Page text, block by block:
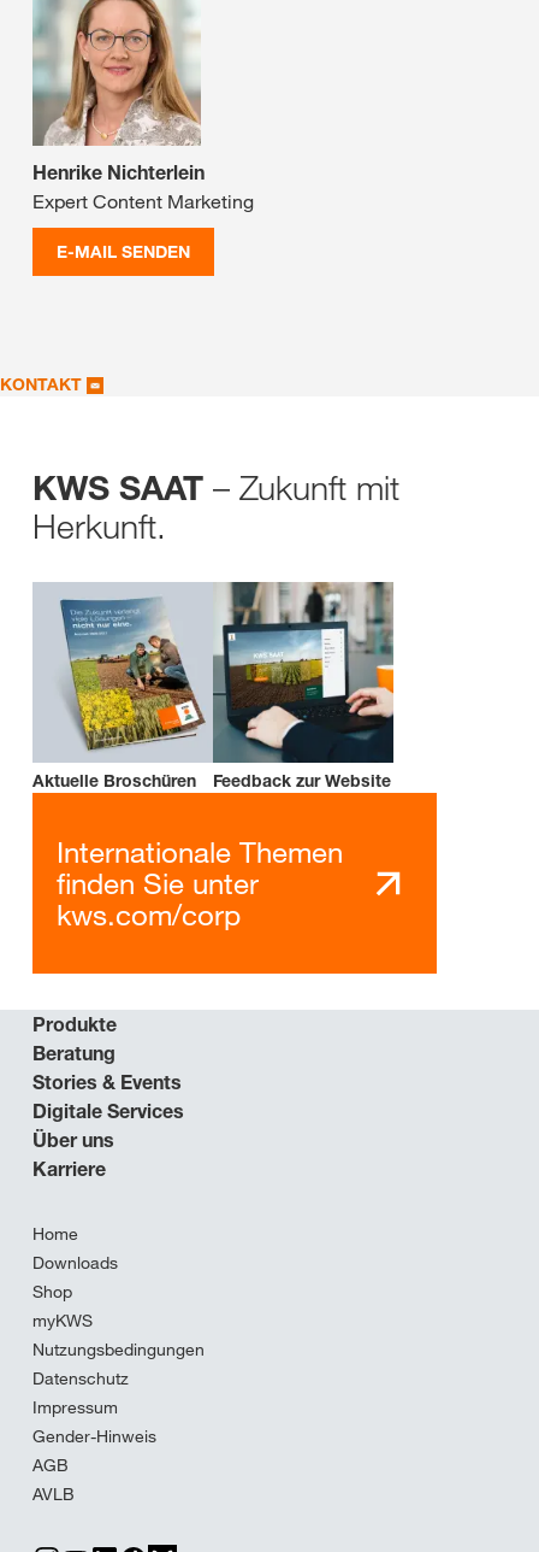
Henrike Nichterlein
Expert Content Marketing
E-MAIL SENDEN
KONTAKT
KWS SAAT – Zukunft mit
Herkunft.
Aktuelle Broschüren Feedback zur Website
Internationale Themen
finden Sie unter
kws.com/corp
Produkte
Beratung
Stories & Events
Digitale Services
Über uns
Karriere
Home
Downloads
Shop
myKWS
Nutzungsbedingungen
Datenschutz
Impressum
Gender-Hinweis
AGB
AVLB